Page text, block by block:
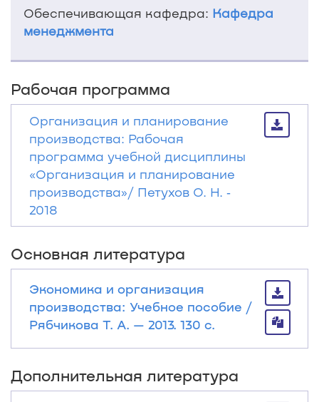
Обеспечивающая кафедра: Кафедра
менеджмента
Рабочая программа
Организация и планирование
производства: Рабочая
программа учебной дисциплины
«Организация и планирование
производства»/ Петухов О. Н. ‐
2018
Основная литература
Экономика и организация
производства: Учебное пособие /
Рябчикова Т. А. — 2013. 130 с.
Дополнительная литература